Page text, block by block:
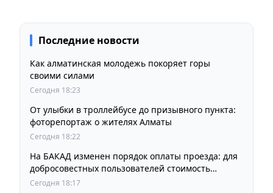
Последние новости
Как алматинская молодежь покоряет горы
своими силами
Сегодня 18:23
От улыбки в троллейбусе до призывного пункта:
фоторепортаж о жителях Алматы
Сегодня 18:22
На БАКАД изменен порядок оплаты проезда: для
добросовестных пользователей стоимость
остается прежней
Сегодня 18:17